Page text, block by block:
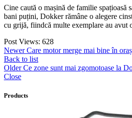
Cine caută o mașină de familie spațioasă
bani puțini, Dokker rămâne o alegere
cu grijă, fiindcă multe exemplare au avut
Post Views: 628
Newer Care motor merge mai bine în
Back to list
Older Ce zone sunt mai zgomotoase la
Close
Products